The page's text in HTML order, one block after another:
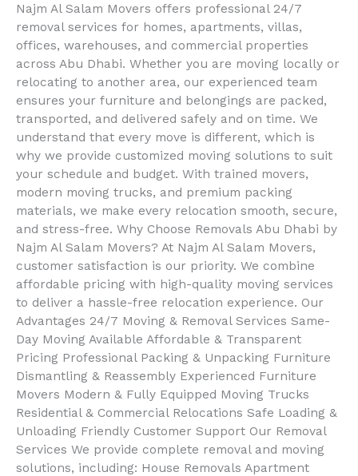
Najm Al Salam Movers offers professional 24/7
removal services for homes, apartments, villas,
offices, warehouses, and commercial properties
across Abu Dhabi. Whether you are moving locally or
relocating to another area, our experienced team
ensures your furniture and belongings are packed,
transported, and delivered safely and on time. We
understand that every move is different, which is
why we provide customized moving solutions to suit
your schedule and budget. With trained movers,
modern moving trucks, and premium packing
materials, we make every relocation smooth, secure,
and stress-free. Why Choose Removals Abu Dhabi by
Najm Al Salam Movers? At Najm Al Salam Movers,
customer satisfaction is our priority. We combine
affordable pricing with high-quality moving services
to deliver a hassle-free relocation experience. Our
Advantages 24/7 Moving & Removal Services Same-
Day Moving Available Affordable & Transparent
Pricing Professional Packing & Unpacking Furniture
Dismantling & Reassembly Experienced Furniture
Movers Modern & Fully Equipped Moving Trucks
Residential & Commercial Relocations Safe Loading &
Unloading Friendly Customer Support Our Removal
Services We provide complete removal and moving
solutions, including: House Removals Apartment